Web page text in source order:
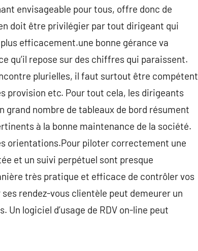
envisageable pour tous, offre donc de
doit être privilégier par tout dirigeant qui
efficacement.une bonne gérance va
qu’il repose sur des chiffres qui paraissent.
plurielles, il faut surtout être compétent
provision etc. Pour tout cela, les dirigeants
grand nombre de tableaux de bord résument
à la bonne maintenance de la société.
orientations.Pour piloter correctement une
et un suivi perpétuel sont presque
très pratique et efficace de contrôler vos
rendez-vous clientèle peut demeurer un
logiciel d’usage de RDV on-line peut